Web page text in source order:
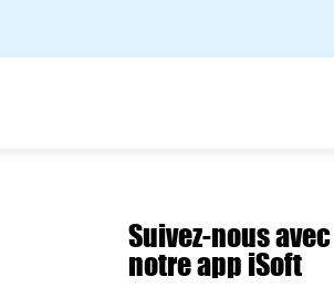
Suivez-nous avec
notre app iSoft